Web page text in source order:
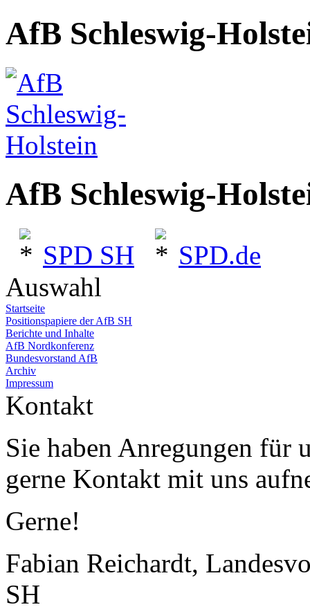
AfB Schleswig-
AfB Schleswig-
SPD SH
SPD.de
Auswahl
Startseite
Positionspapiere der AfB SH
Berichte und Inhalte
AfB Nordkonferenz
Bundesvorstand AfB
Archiv
Impressum
Kontakt
Sie haben Anregungen für
gerne Kontakt mit uns
Gerne!
Fabian Reichardt,
SH